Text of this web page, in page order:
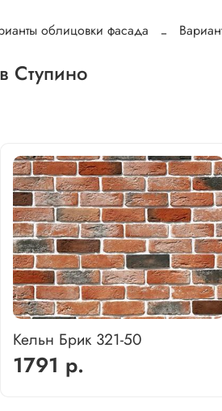
облицовки фасада
Ступино
Кельн Брик 321-50
1791 р.